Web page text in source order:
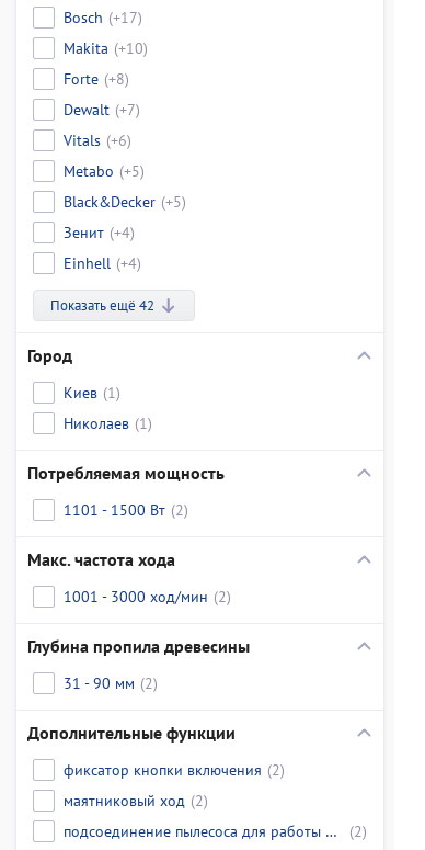
Bosch (+17)
Makita (+10)
Forte (+8)
Dewalt (+7)
Vitals (+6)
Metabo (+5)
Black&Decker (+5)
Зенит (+4)
Einhell (+4)
Показать ещё 42
Город
Киев (1)
Николаев (1)
Потребляемая мощность
1101 - 1500 Вт (2)
Макс. частота хода
1001 - 3000 ход/мин (2)
Глубина пропила древесины
31 - 90 мм (2)
Дополнительные функции
фиксатор кнопки включения (2)
маятниковый ход (2)
подсоединение пылесоса для работы без пыли
(2)